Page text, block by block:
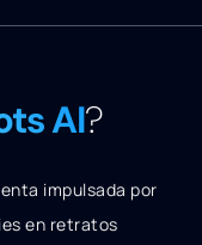
AI?
impulsada por
en retratos